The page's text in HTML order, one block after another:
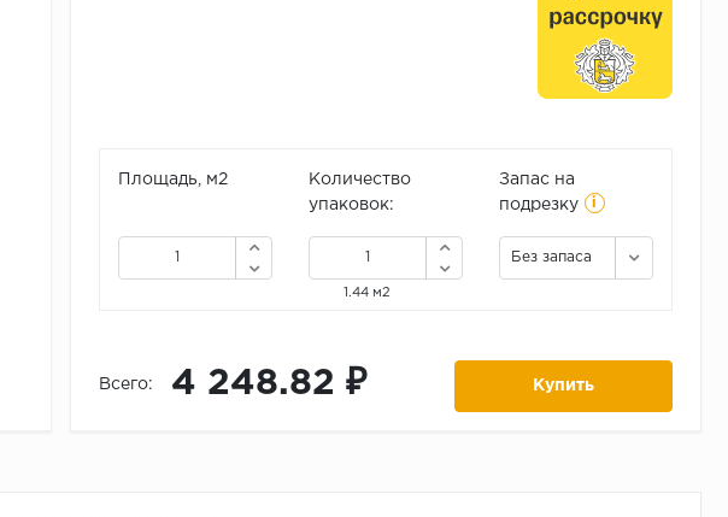
Площадь, м2
Количество
упаковок:
1.44 м2
Запас на
подрезку
i
Без запаса
Всего: 4 248.82 ₽ Купить